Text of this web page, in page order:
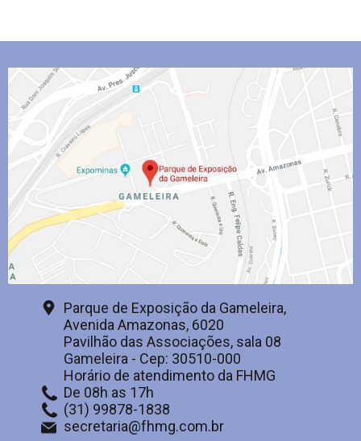
Parque de Exposição da Gameleira,
Avenida Amazonas, 6020
Pavilhão das Associações, sala 08
Gameleira - Cep: 30510-000
Horário de atendimento da FHMG
De 08h as 17h
(31) 99878-1838
secretaria@fhmg.com.br